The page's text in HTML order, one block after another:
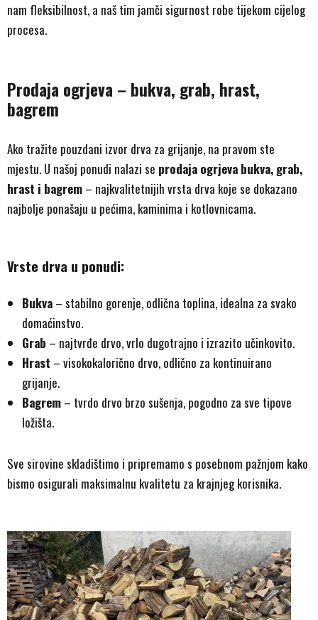
nam fleksibilnost, a naš tim jamči sigurnost robe tijekom cijelog
procesa.
Prodaja ogrjeva – bukva, grab, hrast,
bagrem
Ako tražite pouzdani izvor drva za grijanje, na pravom ste
mjestu. U našoj ponudi nalazi se prodaja ogrjeva bukva, grab,
hrast i bagrem – najkvalitetnijih vrsta drva koje se dokazano
najbolje ponašaju u pećima, kaminima i kotlovnicama.
Vrste drva u ponudi:
Bukva – stabilno gorenje, odlična toplina, idealna za svako
domaćinstvo.
Grab – najtvrđe drvo, vrlo dugotrajno i izrazito učinkovito.
Hrast – visokokalorično drvo, odlično za kontinuirano
grijanje.
Bagrem – tvrdo drvo brzo sušenja, pogodno za sve tipove
ložišta.
Sve sirovine skladištimo i pripremamo s posebnom pažnjom kako
bismo osigurali maksimalnu kvalitetu za krajnjeg korisnika.